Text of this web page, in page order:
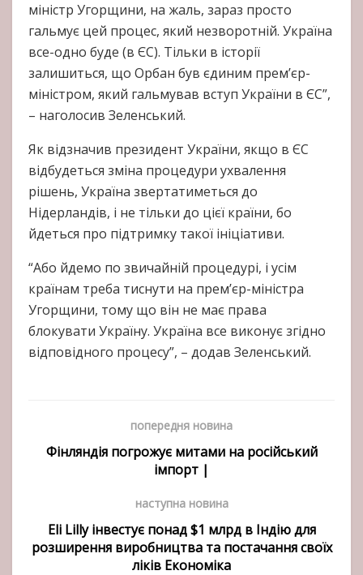
міністр Угорщини, на жаль, зараз просто
гальмує цей процес, який незворотній. Україна
все-одно буде (в ЄС). Тільки в історії
залишиться, що Орбан був єдиним прем’єр-
міністром, який гальмував вступ України в ЄС”,
– наголосив Зеленський.
Як відзначив президент України, якщо в ЄС
відбудеться зміна процедури ухвалення
рішень, Україна звертатиметься до
Нідерландів, і не тільки до цієї країни, бо
йдеться про підтримку такої ініціативи.
“Або йдемо по звичайній процедурі, і усім
країнам треба тиснути на прем’єр-міністра
Угорщини, тому що він не має права
блокувати Україну. Україна все виконує згідно
відповідного процесу”, – додав Зеленський.
попередня новина
Фінляндія погрожує митами на російський
імпорт |
наступна новина
Eli Lilly інвестує понад $1 млрд в Індію для
розширення виробництва та постачання своїх
ліків Економіка